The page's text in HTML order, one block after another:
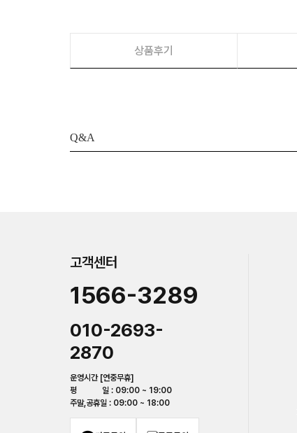
상품후기
Q&A
고객센터
1566-3289
010-2693-
2870
운영시간 [연중무휴]
평 일 : 09:00 ~ 19:00
주말,공휴일 : 09:00 ~ 18:00